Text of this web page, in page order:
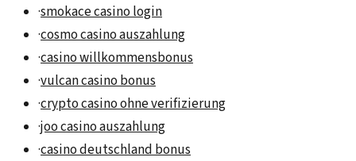
·smokace casino login
·cosmo casino auszahlung
·casino willkommensbonus
·vulcan casino bonus
·crypto casino ohne verifizierung
·joo casino auszahlung
·casino deutschland bonus